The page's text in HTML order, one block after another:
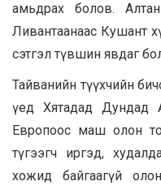
амьдрах болов.
Ливантаанаас Кушант
сэтгэл түвшин явдаг
Тайванийн түүхчийн
үед Хятадад Дундад
Европоос маш олон
түгээгч иргэд,
хожид байгаагүй